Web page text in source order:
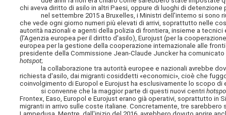
chi aveva diritto di asilo in altri Paesi, oppure di luoghi di
nel settembre 2015 a Bruxelles, i Ministri dell'interno si sono
che vede ogni giorno numeri più elevati di arrivi, soprattutto nelle
autorità nazionali e agenti della polizia di frontiera, insieme a
(l'Agenzia europea per il diritto d'asilo), Eurojust (per la
europea per la gestione della cooperazione internazionale alle
presidente della Commissione Jean-Claude Juncker ha
hotspot;
la collaborazione tra autorità europee e nazionali avrebbe
richiesta d'asilo, dai migranti cosiddetti «economici», cioè che
coinvolgimento di Europol e Eurojust ha esclusivamente lo scopo
si convenne che la maggior parte di questi nuovi centri
Frontex, Easo, Europol e Eurojust erano già operativi, soprattutto
migranti in arrivo sulle coste italiane. Concretamente, tre